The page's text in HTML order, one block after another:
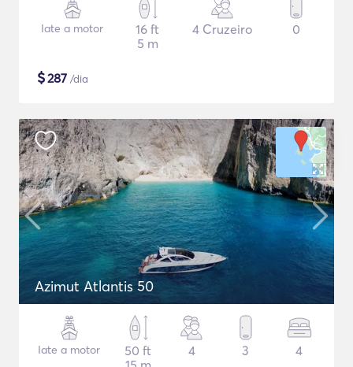
Iate a motor
16 ft
5 m
4 Cruzeiro 0
$287 /dia
Azimut Atlantis 50
Iate a motor
50 ft
4 3 4